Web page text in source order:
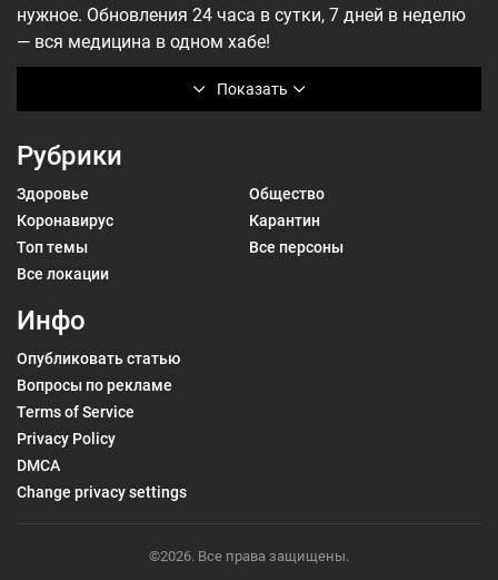
Показать
нужное. Обновления 24 часа в сутки, 7 дней в неделю
— вся медицина в одном хабе!
Рубрики
Здоровье
Общество
Коронавирус
Карантин
Топ темы
Все персоны
Все локации
Инфо
Опубликовать статью
Вопросы по рекламе
Terms of Service
Privacy Policy
DMCA
Change privacy settings
©2026. Все права защищены.